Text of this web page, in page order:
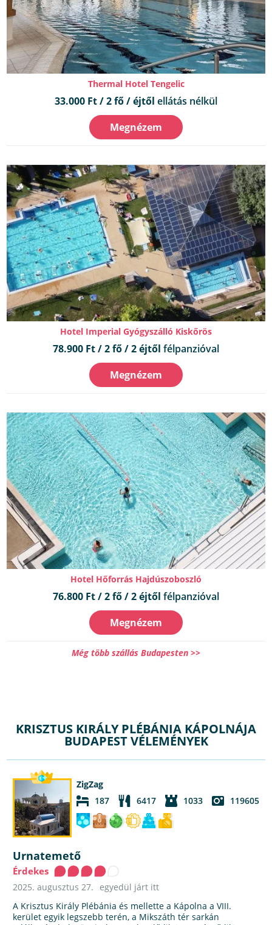
Thermal Hotel Tengelic
33.000 Ft / 2 fő / éjtől ellátás nélkül
Megnézem
Hotel Imperial Gyógyszálló Kiskőrös
78.900 Ft / 2 fő / 2 éjtől félpanzióval
Megnézem
Hotel Hőforrás Hajdúszoboszló
76.800 Ft / 2 fő / 2 éjtől félpanzióval
Megnézem
Még több szállás Budapesten >>
KRISZTUS KIRÁLY PLÉBÁNIA KÁPOLNÁJA
BUDAPEST VÉLEMÉNYEK
ZigZag
187
6417 1033 119605
Urnatemető
Érdekes
2025. augusztus 27.
egyedül járt itt
A Krisztus Király Plébánia és mellette a Kápolna a VIII.
kerület egyik legszebb terén, a Mikszáth tér sarkán